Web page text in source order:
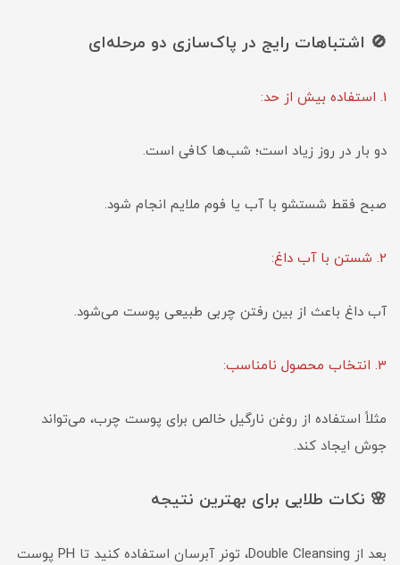
🚫 اشتباهات رایج در پاک‌سازی دو مرحله‌ای
1. استفاده بیش از حد:
دو بار در روز زیاد است؛ شب‌ها کافی است.
صبح فقط شستشو با آب یا فوم ملایم انجام شود.
2. شستن با آب داغ:
آب داغ باعث از بین رفتن چربی طبیعی پوست می‌شود.
3. انتخاب محصول نامناسب:
مثلاً استفاده از روغن نارگیل خالص برای پوست چرب، می‌تواند
جوش ایجاد کند.
🌸 نکات طلایی برای بهترین نتیجه
بعد از Double Cleansing، تونر آبرسان استفاده کنید تا PH پوست